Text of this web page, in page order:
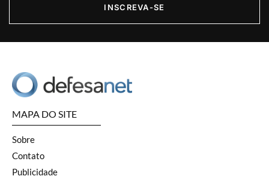
INSCREVA-SE
MAPA DO SITE
Sobre
Contato
Publicidade